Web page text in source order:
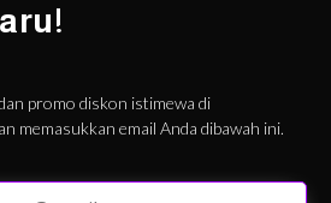
promo diskon istimewa di
memasukkan email Anda dibawah ini.